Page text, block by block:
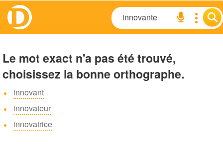
Le mot exact n'a pas été trouvé,
choisissez la bonne orthographe.
innovant
innovateur
innovatrice